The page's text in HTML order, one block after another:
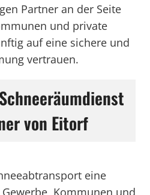
Partner an der Seite
und private
auf eine sichere und
vertrauen.
von Eitorf
eine
Kommunen und